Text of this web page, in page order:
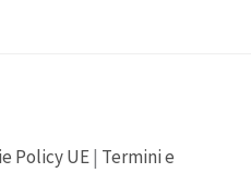
Policy UE| Termini e